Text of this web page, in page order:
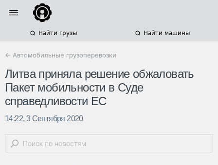
Найти грузы Найти машины
← Автомобильные грузоперевозки
Литва приняла решение обжаловать
Пакет мобильности в Суде
справедливости ЕС
14:22, 3 Сентября 2020